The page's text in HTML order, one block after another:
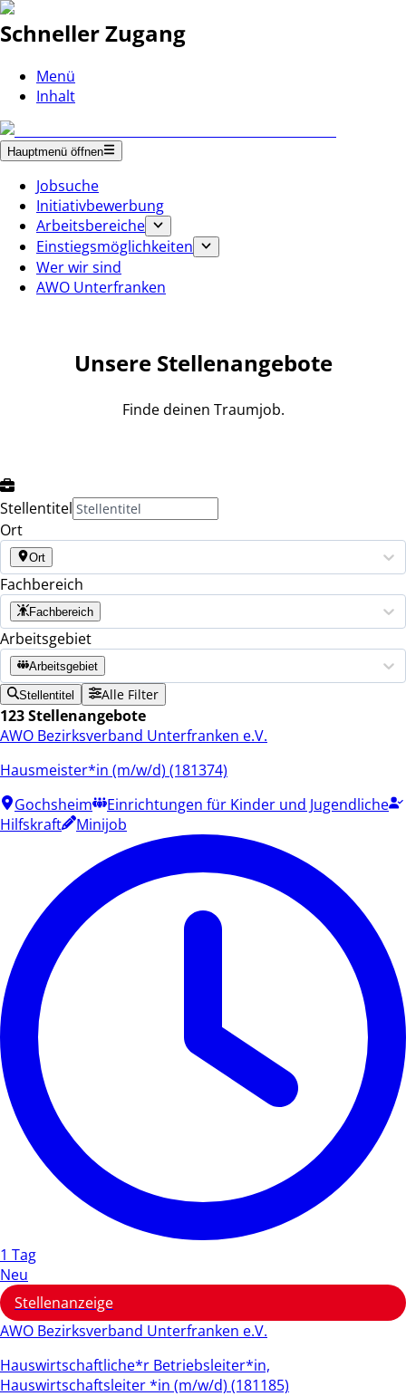
Schneller Zugang
Menü
Inhalt
Hauptmenü öffnen
Jobsuche
Initiativbewerbung
Arbeitsbereiche
Einstiegsmöglichkeiten
Wer wir sind
AWO Unterfranken
Unsere Stellenangebote
Finde deinen Traumjob.
Stellentitel
Ort
Ort
Fachbereich
Fachbereich
Arbeitsgebiet
Arbeitsgebiet
Stellentitel Alle Filter
123 Stellenangebote
AWO Bezirksverband Unterfranken e.V.
Hausmeister*in (m/w/d) (181374)
Gochsheim
Einrichtungen für Kinder und Jugendliche
Hilfskraft
Minijob
1 Tag
Neu
Stellenanzeige
AWO Bezirksverband Unterfranken e.V.
Hauswirtschaftliche*r Betriebsleiter*in,
Hauswirtschaftsleiter *in (m/w/d) (181185)